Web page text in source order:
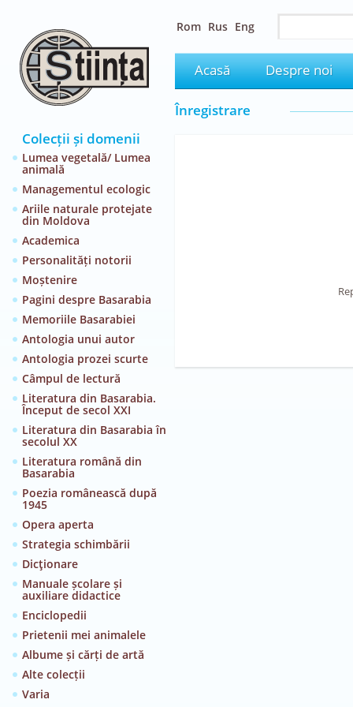
Colecții și domenii
Lumea vegetală/ Lumea
animală
Managementul ecologic
Ariile naturale protejate
din Moldova
Academica
Personalități notorii
Moștenire
Pagini despre Basarabia
Memoriile Basarabiei
Antologia unui autor
Antologia prozei scurte
Câmpul de lectură
Literatura din Basarabia.
Început de secol XXI
Literatura din Basarabia în
secolul XX
Literatura română din
Basarabia
Poezia românească după
1945
Opera aperta
Strategia schimbării
Dicţionare
Manuale școlare și
auxiliare didactice
Enciclopedii
Prietenii mei animalele
Albume și cărți de artă
Alte colecții
Varia
Rom Rus Eng
Acasă Despre noi
Înregistrare